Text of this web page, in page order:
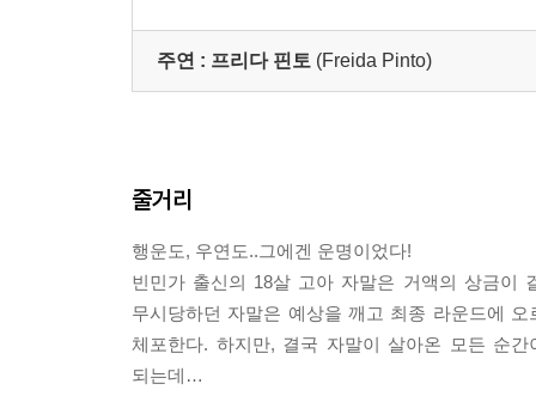
주연 : 프리다 핀토 (Freida Pinto)
줄거리
행운도, 우연도..그에겐 운명이었다!
빈민가 출신의 18살 고아 자말은 거액의 상금이
무시당하던 자말은 예상을 깨고 최종 라운드에
체포한다. 하지만, 결국 자말이 살아온 모든 순
되는데…